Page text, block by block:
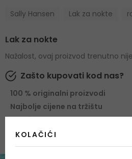
Sally Hansen Lak za nokte
Lak za nokte
Nažalost, ovaj proizvod trenutno
Zašto kupovati kod nas?
100 % originalni proizvodi
Najbolje cijene na tržištu
Brza i pouzdana dostava
KOLAČIĆI